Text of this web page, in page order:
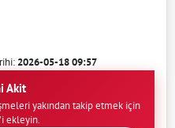
2026-05-18 09:57
Akit
yakından takip etmek için
ekleyin.